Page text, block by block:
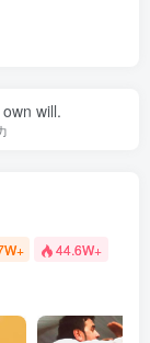
will.
44.6W+